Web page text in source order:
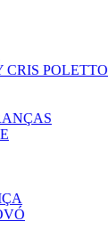
CRIS POLETTO